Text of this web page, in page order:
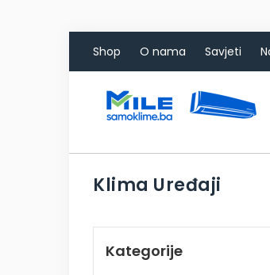
Shop O nama Savjeti
Klima Uređaji
Kategorije